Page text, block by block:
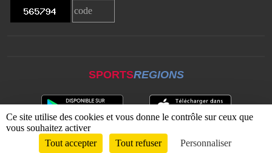
SPORTSREGIONS
Envie de participer ? CONNEXION
Ce site utilise des cookies et vous donne le contrôle sur ceux que
vous souhaitez activer
Tout accepter
Tout refuser Personnaliser